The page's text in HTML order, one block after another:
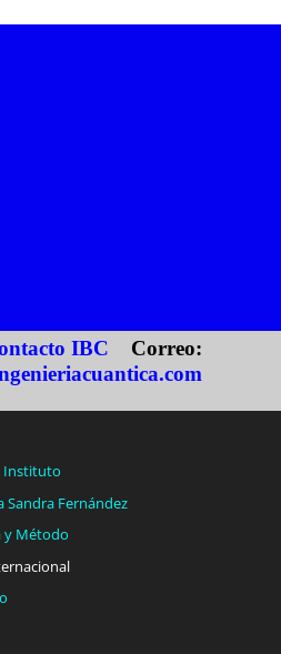
IBC
Correo:
Instituto
Sandra Fernández
y Método